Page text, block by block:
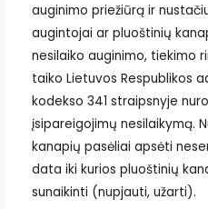
auginimo priežiūrą ir
augintojai ar pluoštinių
nesilaiko auginimo, tiekimo
taiko Lietuvos Respublikos
kodekso 341 straipsnyje
įsipareigojimų nesilaikymą.
kanapių pasėliai apsėti
data iki kurios pluoštinių
sunaikinti (nupjauti, užarti).